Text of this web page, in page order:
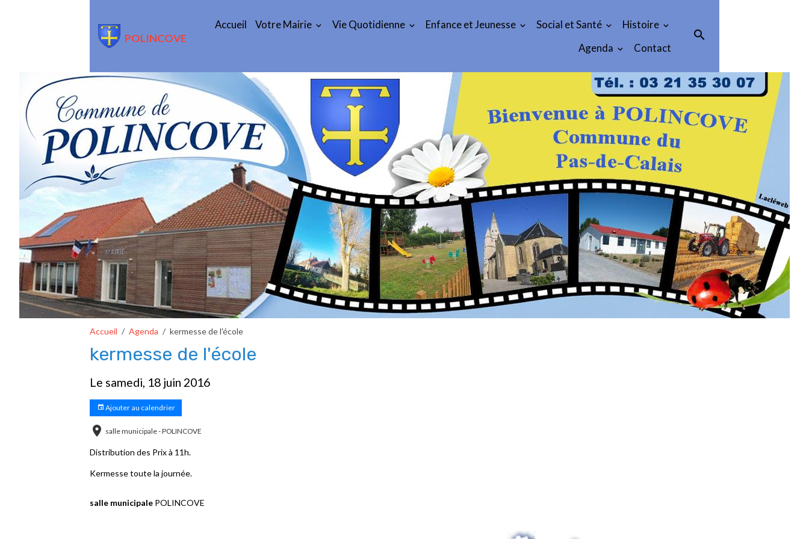
POLINCOVE
Accueil Votre Mairie Vie Quotidienne Enfance et Jeunesse Social et Santé
Histoire
Agenda
Contact
Accueil Agenda kermesse de l'école
kermesse de l'école
Le samedi, 18 juin 2016
Ajouter au calendrier
salle municipale - POLINCOVE
Distribution des Prix à 11h.
Kermesse toute la journée.
salle municipale POLINCOVE